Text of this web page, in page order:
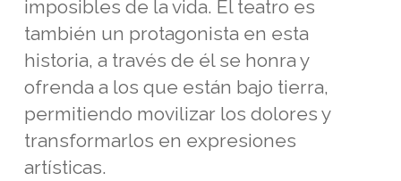
imposibles de la vida. El teatro es
también un protagonista en esta
historia, a través de él se honra y
ofrenda a los que están bajo tierra,
permitiendo movilizar los dolores y
transformarlos en expresiones
artísticas.